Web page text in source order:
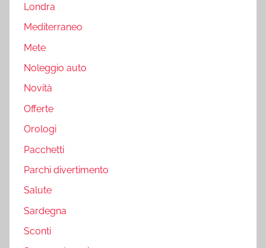
Londra
Mediterraneo
Mete
Noleggio auto
Novità
Offerte
Orologi
Pacchetti
Parchi divertimento
Salute
Sardegna
Sconti